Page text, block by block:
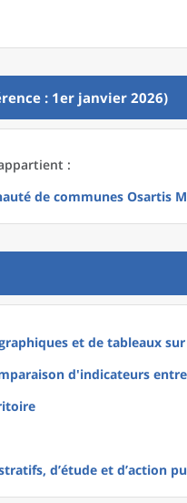
: 1er janvier 2026)
:
de communes Osartis
et de tableaux
d'indicateurs
d’étude et d’action